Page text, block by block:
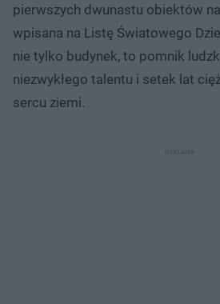
pierwszych dwunastu obiektów
wpisana na Listę Światowego
nie tylko budynek, to pomnik
niezwykłego talentu i setek lat
sercu ziemi.